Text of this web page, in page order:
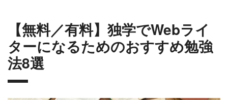
【無料／有料】独学でWebライ
ターになるためのおすすめ勉強
法8選